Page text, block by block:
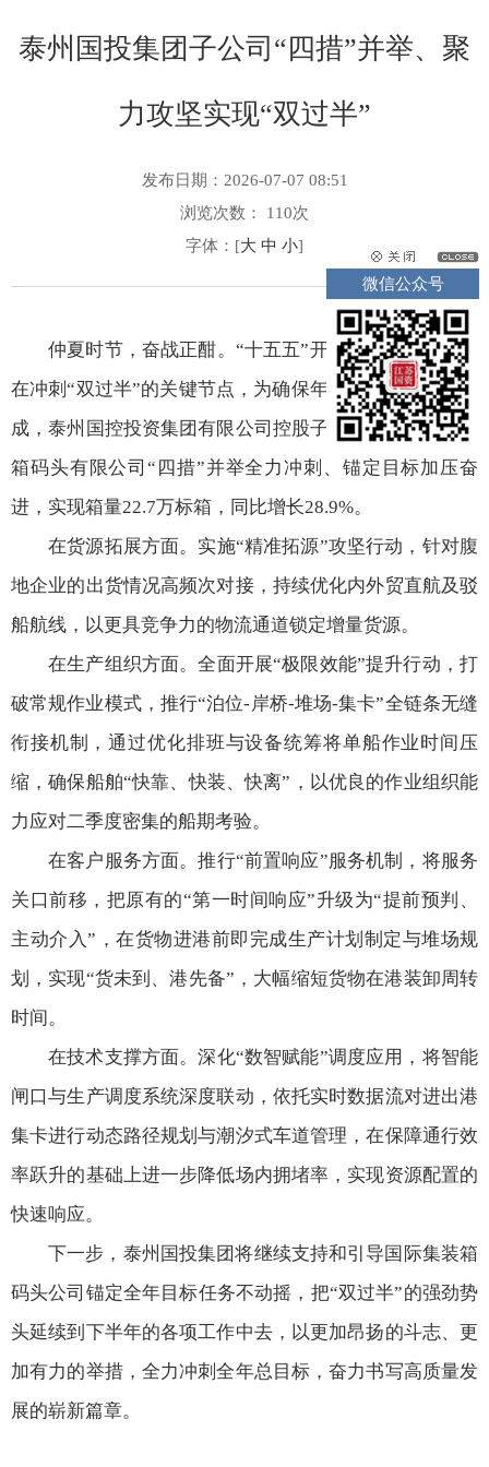
泰州国投集团子公司“四措”并举、聚
力攻坚实现“双过半”
发布日期：2026-07-07 08:51
浏览次数：
110次
字体：[大 中 小]
仲夏时节，奋战正酣。“十五五”开局之年行至半程，
在冲刺“双过半”的关键节点，为确保年中各项任务圆满完
成，泰州国控投资集团有限公司控股子公司泰州国际集装
箱码头有限公司“四措”并举全力冲刺、锚定目标加压奋
进，实现箱量22.7万标箱，同比增长28.9%。
在货源拓展方面。实施“精准拓源”攻坚行动，针对腹
地企业的出货情况高频次对接，持续优化内外贸直航及驳
船航线，以更具竞争力的物流通道锁定增量货源。
在生产组织方面。全面开展“极限效能”提升行动，打
破常规作业模式，推行“泊位-岸桥-堆场-集卡”全链条无缝
衔接机制，通过优化排班与设备统筹将单船作业时间压
缩，确保船舶“快靠、快装、快离”，以优良的作业组织能
力应对二季度密集的船期考验。
在客户服务方面。推行“前置响应”服务机制，将服务
关口前移，把原有的“第一时间响应”升级为“提前预判、
主动介入”，在货物进港前即完成生产计划制定与堆场规
划，实现“货未到、港先备”，大幅缩短货物在港装卸周转
时间。
在技术支撑方面。深化“数智赋能”调度应用，将智能
闸口与生产调度系统深度联动，依托实时数据流对进出港
集卡进行动态路径规划与潮汐式车道管理，在保障通行效
率跃升的基础上进一步降低场内拥堵率，实现资源配置的
快速响应。
下一步，泰州国投集团将继续支持和引导国际集装箱
码头公司锚定全年目标任务不动摇，把“双过半”的强劲势
头延续到下半年的各项工作中去，以更加昂扬的斗志、更
加有力的举措，全力冲刺全年总目标，奋力书写高质量发
展的崭新篇章。
微信公众号